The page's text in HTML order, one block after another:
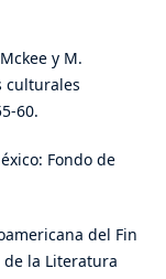
y M.
culturales
60.
Fondo de
del Fin
de la Literatura